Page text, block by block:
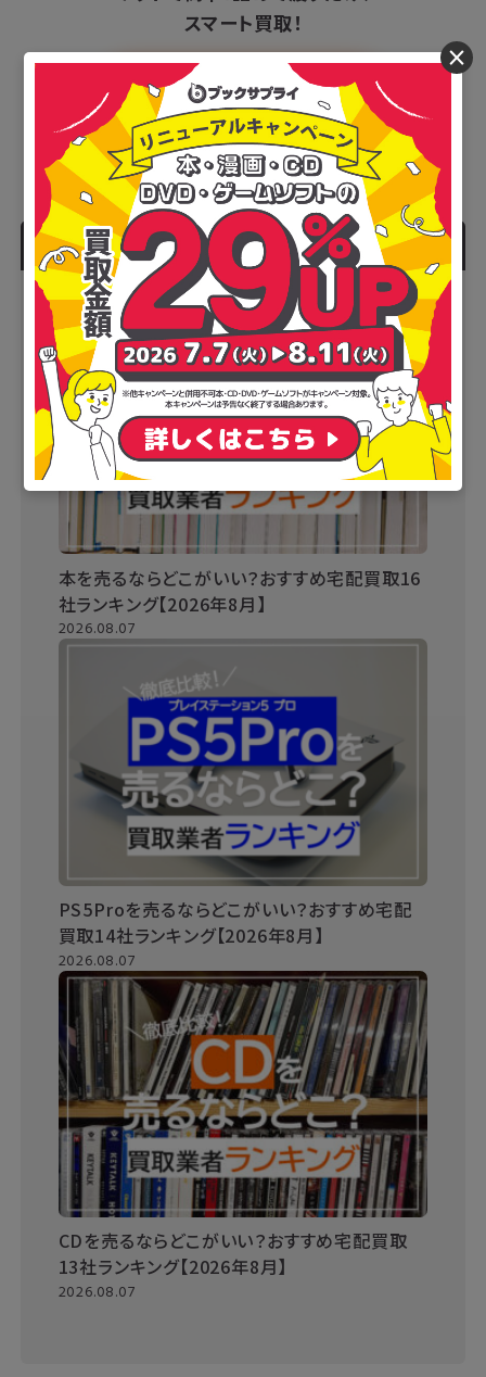
スマート買取！
最短1分！！
ブックサプライの申込はこちら
人気記事
本を売るならどこがいい？おすすめ宅配買取16
社ランキング【2026年8月】
2026.08.07
PS5Proを売るならどこがいい？おすすめ宅配
買取14社ランキング【2026年8月】
2026.08.07
CDを売るならどこがいい？おすすめ宅配買取
13社ランキング【2026年8月】
2026.08.07
×